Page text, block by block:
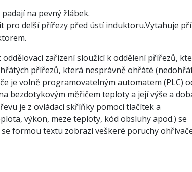
na pevný žlábek.
pro delší přířezy před ústí induktoru.Vytahuje
zařízení sloužící k oddělení přířezů,
přířezů, která nesprávně ohřáté
je volně programovatelným automatem (PLC)
bezdotykovým měřičem teploty a její výše a
je z ovládací skříňky pomocí tlačítek a
výkon, meze teploty, kód obsluhy apod.) se
formou textu zobrazí veškeré poruchy